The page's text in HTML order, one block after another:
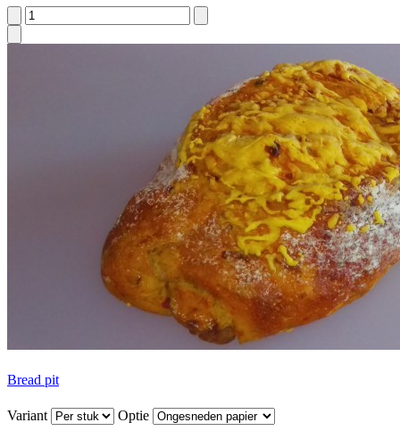
Bread pit
Variant Optie